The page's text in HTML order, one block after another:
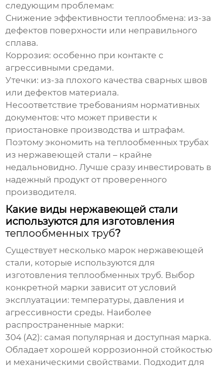
следующим проблемам:
Снижение эффективности теплообмена: из-за
дефектов поверхности или неправильного
сплава.
Коррозия: особенно при контакте с
агрессивными средами.
Утечки: из-за плохого качества сварных швов
или дефектов материала.
Несоответствие требованиям нормативных
документов: что может привести к
приостановке производства и штрафам.
Поэтому экономить натеплообменных трубах
из нержавеющей стали – крайне
недальновидно. Лучше сразу инвестировать в
надежный продукт от проверенного
производителя.
Какие виды нержавеющей стали
используются для изготовления
теплообменных труб?
Существует несколько марок нержавеющей
стали, которые используются для
изготовления теплообменных труб. Выбор
конкретной марки зависит от условий
эксплуатации: температуры, давления и
агрессивности среды. Наиболее
распространенные марки:
304 (A2): самая популярная и доступная марка.
Обладает хорошей коррозионной стойкостью
и механическими свойствами. Подходит для